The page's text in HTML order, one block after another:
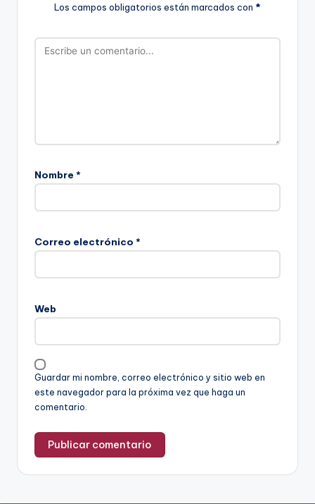
Los campos obligatorios están marcados con *
Nombre *
Correo electrónico *
Web
Guardar mi nombre, correo electrónico y sitio web en
este navegador para la próxima vez que haga un
comentario.